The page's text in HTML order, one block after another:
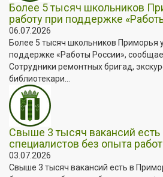
Более 5 тысяч школьников
работу при поддержке
06.07.2026
Более 5 тысяч школьников Приморья
поддержке «Работы России»,
Сотрудники ремонтных бригад,
библиотекари...
Свыше 3 тысяч вакансий
специалистов без опыта
03.07.2026
Свыше 3 тысяч вакансий есть в